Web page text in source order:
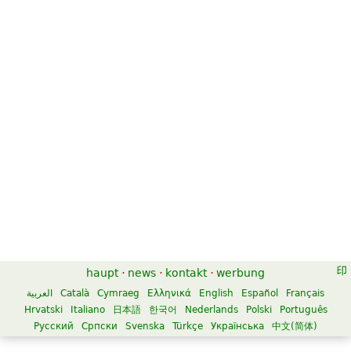
haupt · news · kontakt · werbung
العربية Català Cymraeg Ελληνικά English Español
Français
Hrvatski
Italiano 日本語 한국어 Nederlands Polski
Português
Русский
Српски Svenska Türkçe Українська 中文(简体)